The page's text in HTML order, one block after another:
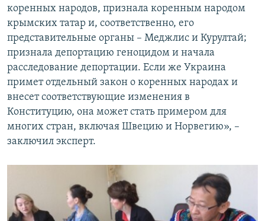
коренных народов, признала коренным народом
крымских татар и, соответственно, его
представительные органы – Меджлис и Курултай;
признала депортацию геноцидом и начала
расследование депортации. Если же Украина
примет отдельный закон о коренных народах и
внесет соответствующие изменения в
Конституцию, она может стать примером для
многих стран, включая Швецию и Норвегию», –
заключил эксперт.